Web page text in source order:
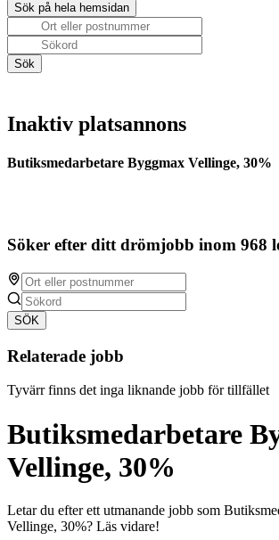
Inaktiv platsannons
Butiksmedarbetare Byggmax Vellinge, 30%
Söker efter ditt drömjobb inom 968
SÖK
Relaterade jobb
Tyvärr finns det inga liknande jobb för tillfället
Butiksmedarbetare
Vellinge, 30%
Letar du efter ett utmanande jobb som
Vellinge, 30%? Läs vidare!